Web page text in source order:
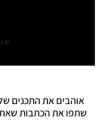
©
אוהבים את התכנים
שתפו את הכתבות